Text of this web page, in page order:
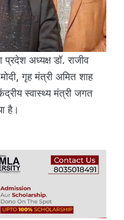
प्रदेश अध्यक्ष डॉ. राजीव
गृह मंत्री अमित शाह
स्वास्थ्य मंत्री जगत
है।